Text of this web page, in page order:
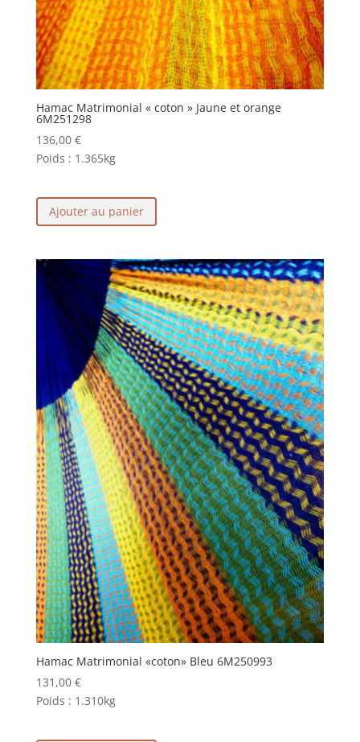
Hamac Matrimonial « coton » Jaune et orange
6M251298
136,00 €
Poids : 1.365kg
Ajouter au panier
Hamac Matrimonial «coton» Bleu 6M250993
131,00 €
Poids : 1.310kg